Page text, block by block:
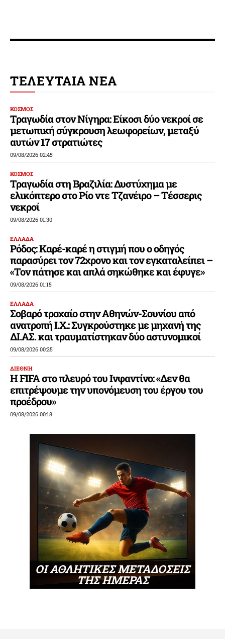
ΤΕΛΕΥΤΑΙΑ ΝΕΑ
ΚΟΣΜΟΣ
Τραγωδία στον Νίγηρα: Είκοσι δύο νεκροί σε
μετωπική σύγκρουση λεωφορείων, μεταξύ
αυτών 17 στρατιώτες
09/08/2026 02:45
ΚΟΣΜΟΣ
Τραγωδία στη Βραζιλία: Δυστύχημα με
ελικόπτερο στο Ρίο ντε Τζανέιρο – Τέσσερις
νεκροί
09/08/2026 01:30
ΕΛΛΑΔΑ
Ρόδος: Καρέ-καρέ η στιγμή που ο οδηγός
παρασύρει τον 72χρονο και τον εγκαταλείπει –
«Τον πάτησε και απλά σηκώθηκε και έφυγε»
09/08/2026 01:15
ΕΛΛΑΔΑ
Σοβαρό τροχαίο στην Αθηνών-Σουνίου από
ανατροπή Ι.Χ.: Συγκρούστηκε με μηχανή της
ΔΙ.ΑΣ. και τραυματίστηκαν δύο αστυνομικοί
09/08/2026 00:25
ΔΙΕΘΝΗ
Η FIFA στο πλευρό του Ινφαντίνο: «Δεν θα
επιτρέψουμε την υπονόμευση του έργου του
προέδρου»
09/08/2026 00:18
ΟΙ ΑΘΛΗΤΙΚΕΣ ΜΕΤΑΔΟΣΕΙΣ
ΤΗΣ ΗΜΕΡΑΣ